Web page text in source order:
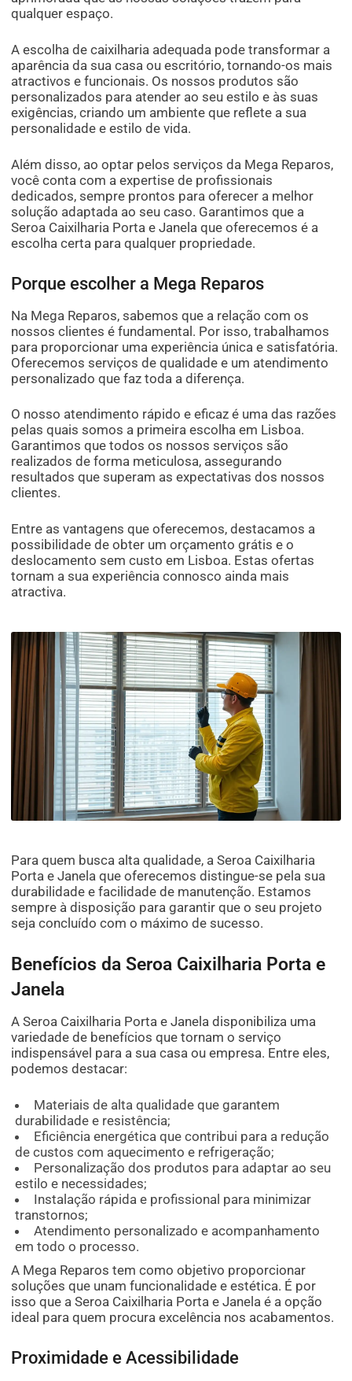
qualquer espaço.
A escolha de caixilharia adequada pode transformar a
aparência da sua casa ou escritório, tornando-os mais
atractivos e funcionais. Os nossos produtos são
personalizados para atender ao seu estilo e às suas
exigências, criando um ambiente que reflete a sua
personalidade e estilo de vida.
Além disso, ao optar pelos serviços da Mega Reparos,
você conta com a expertise de profissionais
dedicados, sempre prontos para oferecer a melhor
solução adaptada ao seu caso. Garantimos que a
Seroa Caixilharia Porta e Janela que oferecemos é a
escolha certa para qualquer propriedade.
Porque escolher a Mega Reparos
Na Mega Reparos, sabemos que a relação com os
nossos clientes é fundamental. Por isso, trabalhamos
para proporcionar uma experiência única e satisfatória.
Oferecemos serviços de qualidade e um atendimento
personalizado que faz toda a diferença.
O nosso atendimento rápido e eficaz é uma das razões
pelas quais somos a primeira escolha em Lisboa.
Garantimos que todos os nossos serviços são
realizados de forma meticulosa, assegurando
resultados que superam as expectativas dos nossos
clientes.
Entre as vantagens que oferecemos, destacamos a
possibilidade de obter um orçamento grátis e o
deslocamento sem custo em Lisboa. Estas ofertas
tornam a sua experiência connosco ainda mais
atractiva.
Para quem busca alta qualidade, a Seroa Caixilharia
Porta e Janela que oferecemos distingue-se pela sua
durabilidade e facilidade de manutenção. Estamos
sempre à disposição para garantir que o seu projeto
seja concluído com o máximo de sucesso.
Benefícios da Seroa Caixilharia Porta e
Janela
A Seroa Caixilharia Porta e Janela disponibiliza uma
variedade de benefícios que tornam o serviço
indispensável para a sua casa ou empresa. Entre eles,
podemos destacar:
Materiais de alta qualidade que garantem
durabilidade e resistência;
Eficiência energética que contribui para a redução
de custos com aquecimento e refrigeração;
Personalização dos produtos para adaptar ao seu
estilo e necessidades;
Instalação rápida e profissional para minimizar
transtornos;
Atendimento personalizado e acompanhamento
em todo o processo.
A Mega Reparos tem como objetivo proporcionar
soluções que unam funcionalidade e estética. É por
isso que a Seroa Caixilharia Porta e Janela é a opção
ideal para quem procura excelência nos acabamentos.
Proximidade e Acessibilidade